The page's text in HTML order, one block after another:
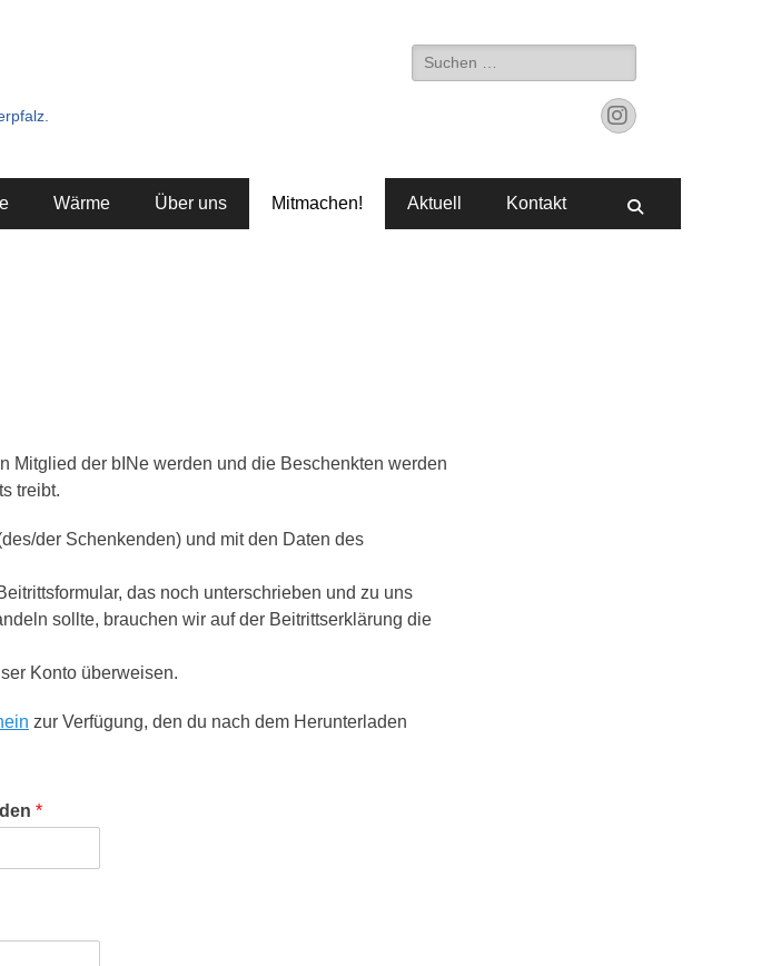
Suche
nach:
Instagram
Wärme Über uns Mitmachen! Aktuell Kontakt
Mitglied der bINe werden und die Beschenkten werden
treibt.
der Schenkenden) und mit den Daten des
das noch unterschrieben und zu uns
sollte, brauchen wir auf der Beitrittserklärung die
Konto überweisen.
zur Verfügung, den du nach dem Herunterladen
*